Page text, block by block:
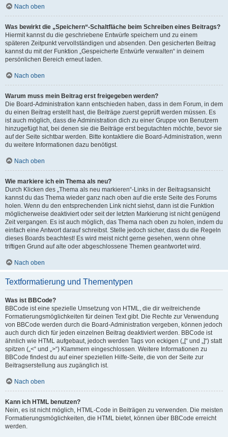
Nach oben
Was bewirkt die „Speichern“-Schaltfläche beim Schreiben eines Beitrags?
Hiermit kannst du die geschriebene Entwürfe speichern und zu einem
späteren Zeitpunkt vervollständigen und absenden. Den gesicherten Beitrag
kannst du mit der Funktion „Gespeicherte Entwürfe verwalten“ in deinem
persönlichen Bereich erneut laden.
Nach oben
Warum muss mein Beitrag erst freigegeben werden?
Die Board-Administration kann entschieden haben, dass in dem Forum, in dem
du einen Beitrag erstellt hast, die Beiträge zuerst geprüft werden müssen. Es
ist auch möglich, dass die Administration dich zu einer Gruppe von Benutzern
hinzugefügt hat, bei denen sie die Beiträge erst begutachten möchte, bevor sie
auf der Seite sichtbar werden. Bitte kontaktiere die Board-Administration, wenn
du weitere Informationen dazu benötigst.
Nach oben
Wie markiere ich ein Thema als neu?
Durch Klicken des „Thema als neu markieren“-Links in der Beitragsansicht
kannst du das Thema wieder ganz nach oben auf die erste Seite des Forums
holen. Wenn du den entsprechenden Link nicht siehst, dann ist die Funktion
möglicherweise deaktiviert oder seit der letzten Markierung ist nicht genügend
Zeit vergangen. Es ist auch möglich, das Thema nach oben zu holen, indem du
einfach eine Antwort darauf schreibst. Stelle jedoch sicher, dass du die Regeln
dieses Boards beachtest! Es wird meist nicht gerne gesehen, wenn ohne
triftigen Grund auf alte oder abgeschlossene Themen geantwortet wird.
Nach oben
Textformatierung und Thementypen
Was ist BBCode?
BBCode ist eine spezielle Umsetzung von HTML, die dir weitreichende
Formatierungsmöglichkeiten für deinen Text gibt. Die Rechte zur Verwendung
von BBCode werden durch die Board-Administration vergeben, können jedoch
auch durch dich für jeden einzelnen Beitrag deaktiviert werden. BBCode ist
ähnlich wie HTML aufgebaut, jedoch werden Tags von eckigen („[“ und „]“) statt
spitzen („<“ und „>“) Klammern eingeschlossen. Weitere Informationen zu
BBCode findest du auf einer speziellen Hilfe-Seite, die von der Seite zur
Beitragserstellung aus zugänglich ist.
Nach oben
Kann ich HTML benutzen?
Nein, es ist nicht möglich, HTML-Code in Beiträgen zu verwenden. Die meisten
Formatierungsmöglichkeiten, die HTML bietet, können über BBCode erreicht
werden.